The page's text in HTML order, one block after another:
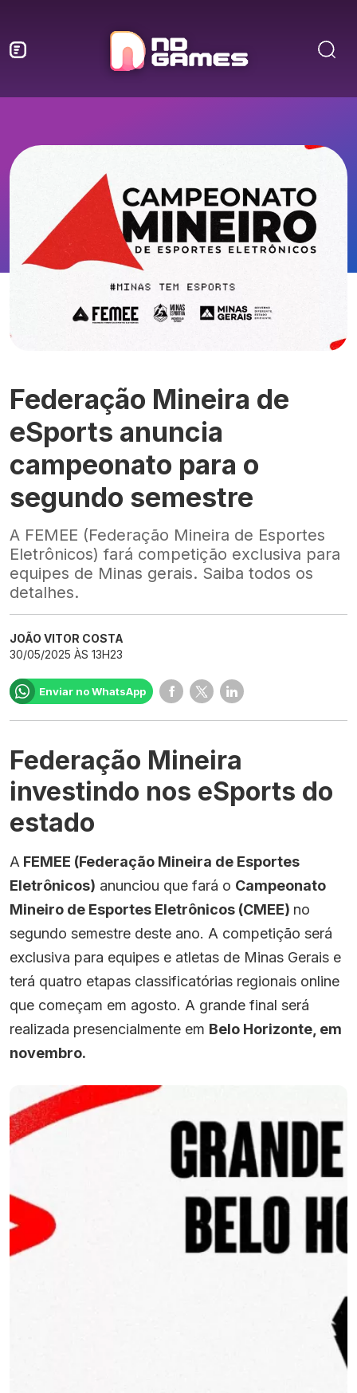
Federação Mineira de
eSports anuncia
campeonato para o
segundo semestre
A FEMEE (Federação Mineira de Esportes
Eletrônicos) fará competição exclusiva para
equipes de Minas gerais. Saiba todos os
detalhes.
JOÃO VITOR COSTA
30/05/2025 ÀS 13H23
Enviar no WhatsApp
Federação Mineira
investindo nos eSports do
estado
A FEMEE (Federação Mineira de Esportes
Eletrônicos) anunciou que fará o Campeonato
Mineiro de Esportes Eletrônicos (CMEE) no
segundo semestre deste ano. A competição será
exclusiva para equipes e atletas de Minas Gerais e
terá quatro etapas classificatórias regionais online
que começam em agosto. A grande final será
realizada presencialmente em Belo Horizonte, em
novembro.